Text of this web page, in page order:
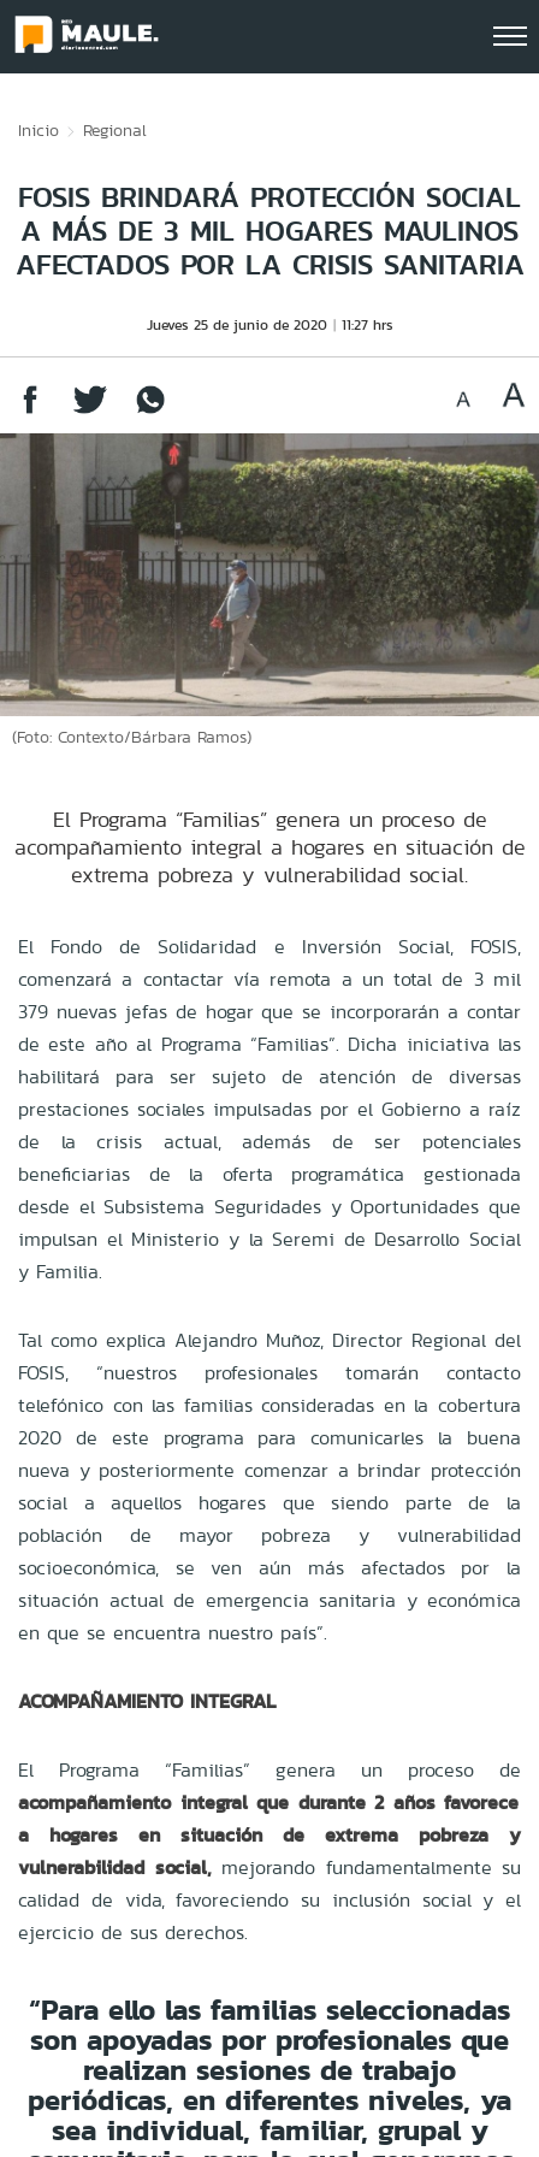
Inicio Regional
FOSIS BRINDARÁ PROTECCIÓN SOCIAL
A MÁS DE 3 MIL HOGARES MAULINOS
AFECTADOS POR LA CRISIS SANITARIA
Jueves 25 de junio de 2020 11:27 hrs
(Foto: Contexto/Bárbara Ramos)
El Programa “Familias” genera un proceso de
acompañamiento integral a hogares en situación de
extrema pobreza y vulnerabilidad social.
El Fondo de Solidaridad e Inversión Social, FOSIS,
comenzará a contactar vía remota a un total de 3 mil
379 nuevas jefas de hogar que se incorporarán a contar
de este año al Programa “Familias”. Dicha iniciativa las
habilitará para ser sujeto de atención de diversas
prestaciones sociales impulsadas por el Gobierno a raíz
de la crisis actual, además de ser potenciales
beneficiarias de la oferta programática gestionada
desde el Subsistema Seguridades y Oportunidades que
impulsan el Ministerio y la Seremi de Desarrollo Social
y Familia.
Tal como explica Alejandro Muñoz, Director Regional del
FOSIS, “nuestros profesionales tomarán contacto
telefónico con las familias consideradas en la cobertura
2020 de este programa para comunicarles la buena
nueva y posteriormente comenzar a brindar protección
social a aquellos hogares que siendo parte de la
población de mayor pobreza y vulnerabilidad
socioeconómica, se ven aún más afectados por la
situación actual de emergencia sanitaria y económica
en que se encuentra nuestro país”.
ACOMPAÑAMIENTO INTEGRAL
El Programa “Familias” genera un proceso de
acompañamiento integral que durante 2 años favorece
a hogares en situación de extrema pobreza y
vulnerabilidad social,mejorando fundamentalmente su
calidad de vida, favoreciendo su inclusión social y el
ejercicio de sus derechos.
“Para ello las familias seleccionadas
son apoyadas por profesionales que
realizan sesiones de trabajo
periódicas, en diferentes niveles, ya
sea individual, familiar, grupal y